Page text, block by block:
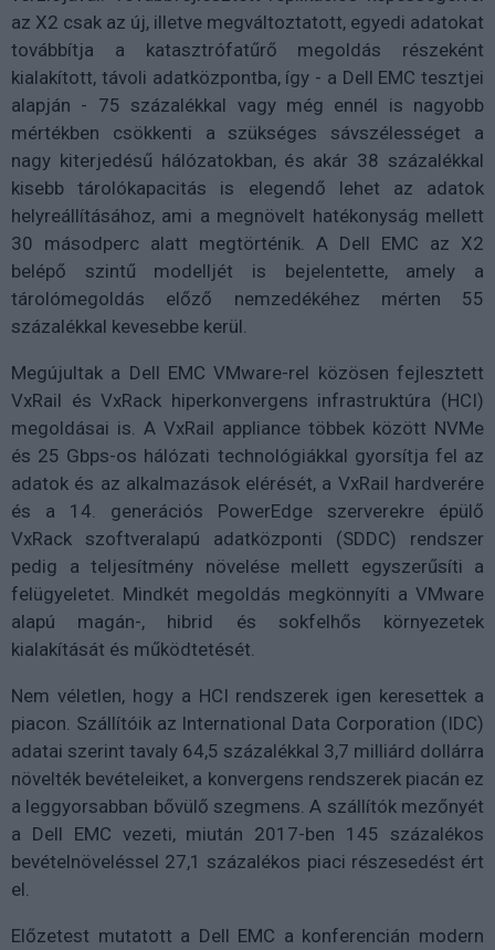
az X2 csak az új, illetve megváltoztatott, egyedi adatokat
továbbítja a katasztrófatűrő megoldás részeként
kialakított, távoli adatközpontba, így - a Dell EMC tesztjei
alapján - 75 százalékkal vagy még ennél is nagyobb
mértékben csökkenti a szükséges sávszélességet a
nagy kiterjedésű hálózatokban, és akár 38 százalékkal
kisebb tárolókapacitás is elegendő lehet az adatok
helyreállításához, ami a megnövelt hatékonyság mellett
30 másodperc alatt megtörténik. A Dell EMC az X2
belépő szintű modelljét is bejelentette, amely a
tárolómegoldás előző nemzedékéhez mérten 55
százalékkal kevesebbe kerül.
Megújultak a Dell EMC VMware-rel közösen fejlesztett
VxRail és VxRack hiperkonvergens infrastruktúra (HCI)
megoldásai is. A VxRail appliance többek között NVMe
és 25 Gbps-os hálózati technológiákkal gyorsítja fel az
adatok és az alkalmazások elérését, a VxRail hardverére
és a 14. generációs PowerEdge szerverekre épülő
VxRack szoftveralapú adatközponti (SDDC) rendszer
pedig a teljesítmény növelése mellett egyszerűsíti a
felügyeletet. Mindkét megoldás megkönnyíti a VMware
alapú magán-, hibrid és sokfelhős környezetek
kialakítását és működtetését.
Nem véletlen, hogy a HCI rendszerek igen keresettek a
piacon. Szállítóik az International Data Corporation (IDC)
adatai szerint tavaly 64,5 százalékkal 3,7 milliárd dollárra
növelték bevételeiket, a konvergens rendszerek piacán ez
a leggyorsabban bővülő szegmens. A szállítók mezőnyét
a Dell EMC vezeti, miután 2017-ben 145 százalékos
bevételnöveléssel 27,1 százalékos piaci részesedést ért
el.
Előzetest mutatott a Dell EMC a konferencián modern